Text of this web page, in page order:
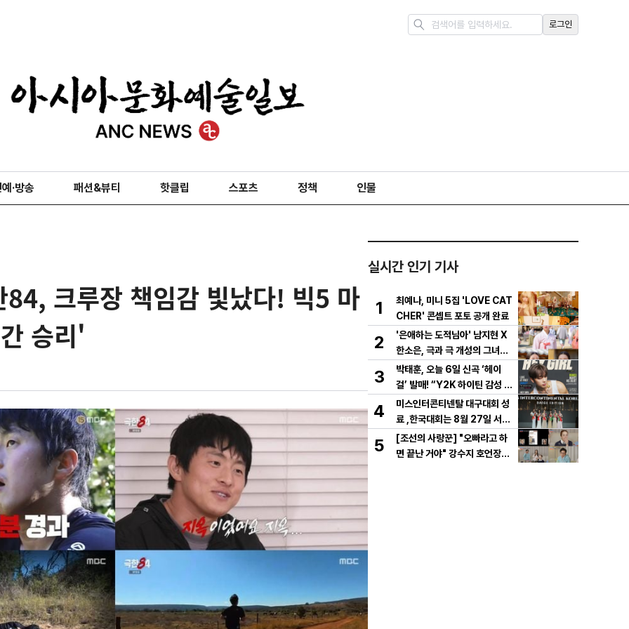
로그인
·방송 패션&뷰티 핫클립 스포츠 정책 인물
크루장 책임감 빛났다! 빅5 마
승리'
실시간 인기 기사
1
최예나, 미니 5집 'LOVE CAT
CHER' 콘셉트 포토 공개 완료
2
'은애하는 도적님아' 남지현 X
한소은, 극과 극 개성의 그녀들
이 온다! 시청자들의 연모를 부
를 두 여인의 활약은?
3
박태훈, 오늘 6일 신곡 ‘헤이
걸’ 발매! “Y2K 하이틴 감성 품
었다”
4
미스인터콘티넨탈 대구대회 성
료 ,한국대회는 8월 27일 서울
메리어트호텔 결선 개최.
5
[조선의 사랑꾼] "오빠라고 하
면 끝난 거야" 강수지 호언장담,